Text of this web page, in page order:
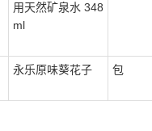
用天然矿泉水 348
ml
永乐原味葵花子 包